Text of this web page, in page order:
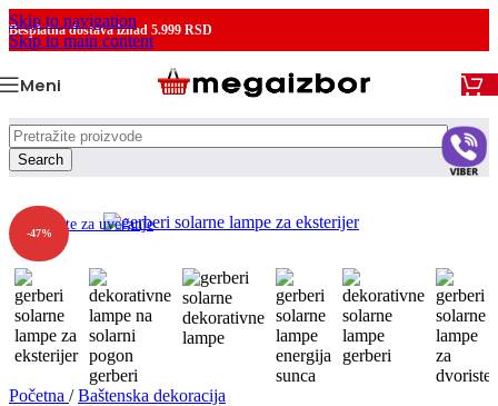
Skip to navigation
Skip to main content
Besplatna dostavaiznad 5.999 RSD
Meni
Search
-47%
Kliknite za uvećanje
Početna / Baštenska dekoracija